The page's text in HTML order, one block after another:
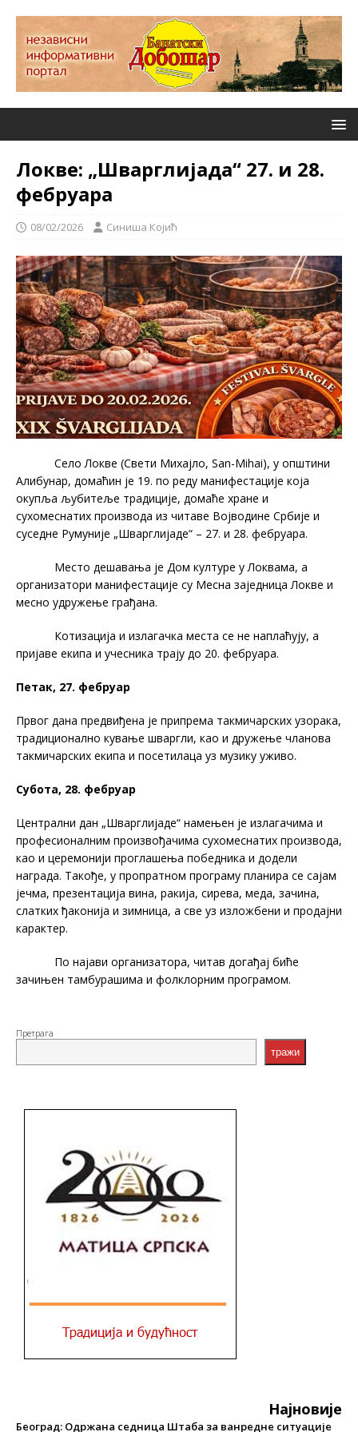
Локве: „Шварглијада“ 27. и 28.
фебруара
08/02/2026 Синиша Којић
Село Локве (Свети Михајло, San-Mihai), у општини
Алибунар, домаћин је 19. по реду манифестације која
окупља љубитеље традиције, домаће хране и
сухомеснатих производа из читаве Војводине Србије и
суседне Румуније „Шварглијаде“ – 27. и 28. фебруара.
Место дешавања је Дом културе у Локвама, а
организатори манифестације су Месна заједница Локве и
месно удружење грађана.
Котизација и излагачка места се не наплаћују, а
пријаве екипа и учесника трају до 20. фебруара.
Петак, 27. фебруар
Првог дана предвиђена је припрема такмичарских узорака,
традиционално кување шваргли, као и дружење чланова
такмичарских екипа и посетилаца уз музику уживо.
Субота, 28. фебруар
Централни дан „Шварглијаде“ намењен је излагачима и
професионалним произвођачима сухомеснатих производа,
као и церемонији проглашења победника и додели
награда. Такође, у пропратном програму планира се сајам
јечма, презентација вина, ракија, сирева, меда, зачина,
слатких ђаконија и зимница, а све уз изложбени и продајни
карактер.
По најави организатора, читав догађај биће
зачињен тамбурашима и фолклорним програмом.
Претрага
тражи
Најновије
Београд: Одржана седница Штаба за ванредне ситуације